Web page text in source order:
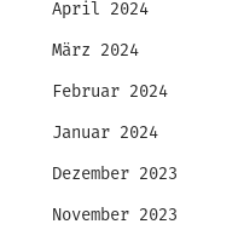
April 2024
März 2024
Februar 2024
Januar 2024
Dezember 2023
November 2023